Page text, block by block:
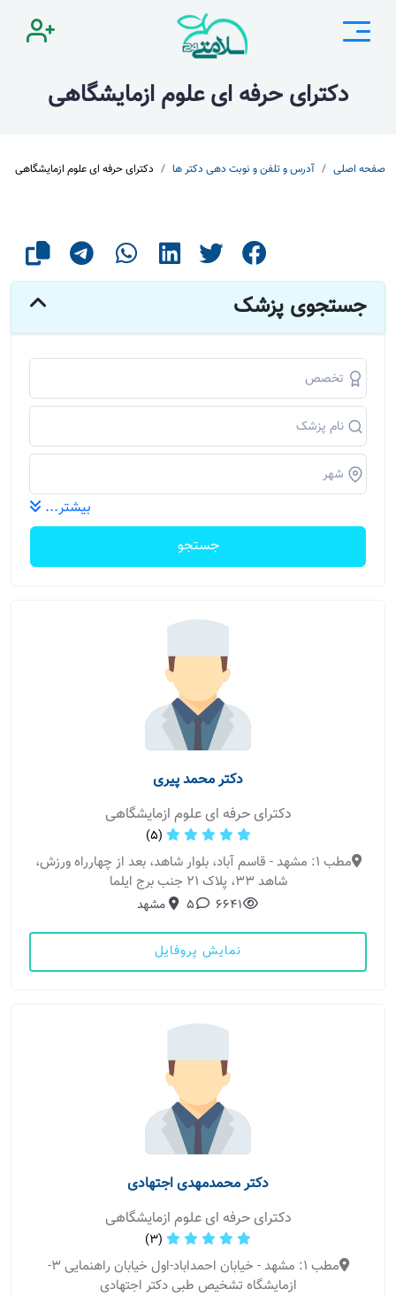
دکترای حرفه ای علوم ازمایشگاهی
صفحه اصلی آدرس و تلفن و نوبت دهی دکتر ها دکترای حرفه ای علوم ازمایشگاهی
جستجوی پزشک
بیشتر...
جستجو
دکتر محمد پیری
دکترای حرفه ای علوم ازمایشگاهی
(5)
مطب 1: مشهد - قاسم آباد، بلوار شاهد، بعد از چهارراه ورزش،
شاهد 33، پلاک 21 جنب برج ایلما
6641
5 مشهد
نمایش پروفایل
دکتر محمدمهدی اجتهادی
دکترای حرفه ای علوم ازمایشگاهی
(3)
مطب 1: مشهد - خیابان احمداباد-اول خیابان راهنمایی 3-
ازمایشگاه تشخیص طبی دکتر اجتهادی